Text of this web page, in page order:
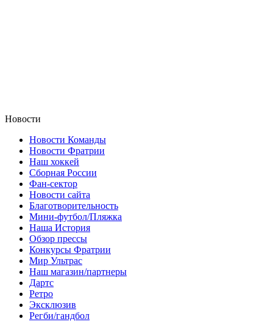
Новости
Новости Команды
Новости Фратрии
Наш хоккей
Сборная России
Фан-cектор
Новости сайта
Благотворительность
Мини-футбол/Пляжка
Наша История
Обзор прессы
Конкурсы Фратрии
Мир Ультрас
Наш магазин/партнеры
Дартс
Ретро
Эксклюзив
Регби/гандбол